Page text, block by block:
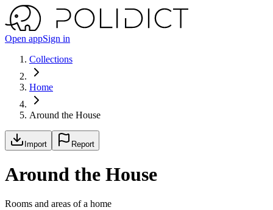
Open appSign in
Collections
Home
Around the House
Import Report
Around the House
Rooms and areas of a home